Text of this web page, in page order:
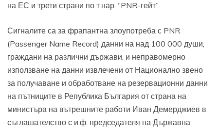
на ЕС и трети страни по т.нар. “PNR-гейт”.
Сигналите са за фрапантна злоупотреба с PNR
(Passenger Name Record) данни на над 100 000 души,
граждани на различни държави, и неправомерно
използване на данни извлечени от Национално звено
за получаване и обработване на резервационни данни
на пътниците в Република България от страна на
министъра на вътрешните работи Иван Демерджиев в
съглашателство с и.ф. председателя на Държавна